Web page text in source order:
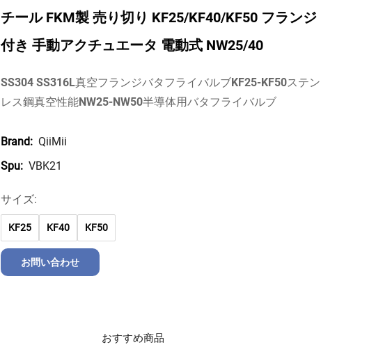
チール FKM製 売り切り KF25/KF40/KF50 フランジ
付き 手動アクチュエータ 電動式 NW25/40
SS304 SS316L真空フランジバタフライバルブKF25-KF50ステン
レス鋼真空性能NW25-NW50半導体用バタフライバルブ
Brand: QiiMii
Spu: VBK21
サイズ:
KF25 KF40 KF50
お問い合わせ
おすすめ商品